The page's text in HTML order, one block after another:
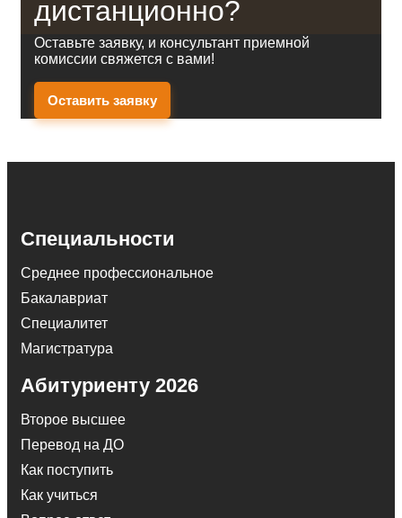
дистанционно?
Оставьте заявку, и консультант приемной
комиссии свяжется с вами!
Оставить заявку
Специальности
Среднее профессиональное
Бакалавриат
Специалитет
Магистратура
Абитуриенту 2026
Второе высшее
Перевод на ДО
Как поступить
Как учиться